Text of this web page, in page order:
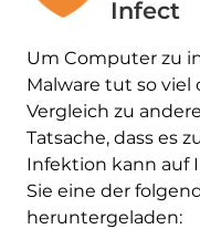
Infect
Um Computer zu
Malware tut so
Vergleich zu
Tatsache, dass es
Infektion kann auf
Sie eine der
heruntergeladen: